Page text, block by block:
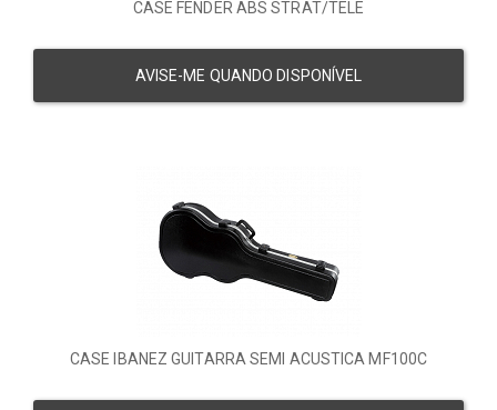
CASE FENDER ABS STRAT/TELE
AVISE-ME QUANDO DISPONÍVEL
CASE IBANEZ GUITARRA SEMI ACUSTICA MF100C